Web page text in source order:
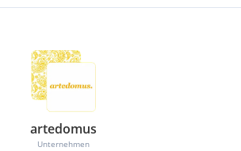
artedomus
Unternehmen